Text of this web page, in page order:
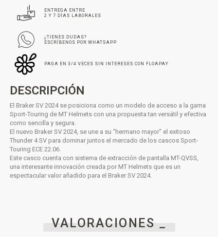
ENTREGA ENTRE
2 Y 7 DÍAS LABORALES
¿TIENES DUDAS?
ESCRÍBENOS POR WHATSAPP
PAGA EN 3/4 VECES SIN INTERESES CON FLOAPAY
DESCRIPCIÓN
El Braker SV 2024 se posiciona como un modelo de acceso a la gama
Sport-Touring de MT Helmets con una propuesta tan versátil y efectiva
como sencilla y segura.
El nuevo Braker SV 2024, se une a su “hermano mayor” el exitoso
Thunder 4 SV para dominar juntos el mercado de los cascos Sport-
Touring ECE 22.06.
Este casco cuenta con sistema de extracción de pantalla MT-QVSS,
una interesante innovación creada por MT Helmets que es un
espectacular valor añadido para el Braker SV 2024.
VALORACIONES _